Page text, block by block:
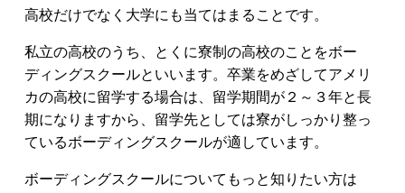
高校だけでなく大学にも当てはまることです。
私立の高校のうち、とくに寮制の高校のことをボー
ディングスクールといいます。卒業をめざしてアメリ
カの高校に留学する場合は、留学期間が２～３年と長
期になりますから、留学先としては寮がしっかり整っ
ているボーディングスクールが適しています。
ボーディングスクールについてもっと知りたい方は